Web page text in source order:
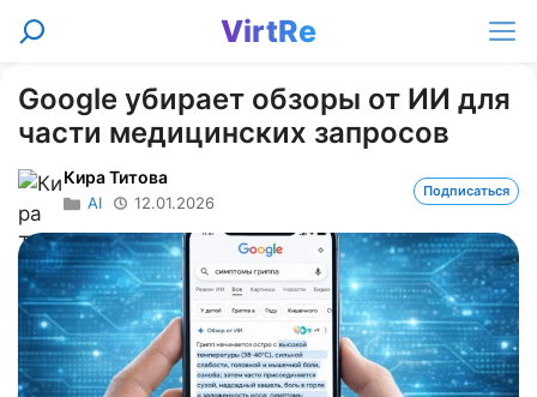
Перейти
VirtRe
Поиск
Google убирает обзоры от ИИ для
части медицинских запросов
Кира Титова
AI 12.01.2026
Подписаться